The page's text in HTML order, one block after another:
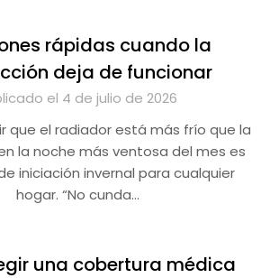
rápidas cuando la
deja de funcionar
el 4 de julio de 2026
que el radiador está más frío que la
la noche más ventosa del mes es
iniciación invernal para cualquier
hogar. “No cunda…
una cobertura médica